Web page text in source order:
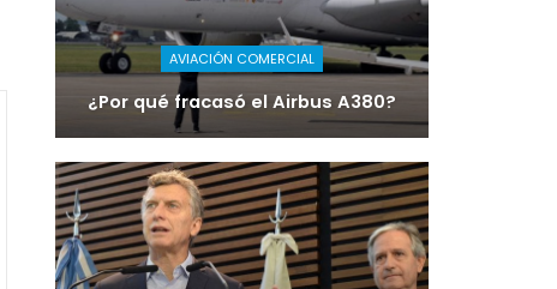
AVIACIÓN COMERCIAL
¿Por qué fracasó el Airbus A380?